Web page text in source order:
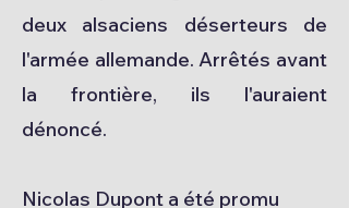
deux alsaciens déserteurs de
l'armée allemande. Arrêtés avant
la frontière, ils l'auraient
dénoncé.
Nicolas Dupont a été promu